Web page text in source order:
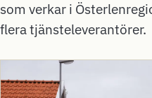
som verkar i
flera tjänsteleverantörer.